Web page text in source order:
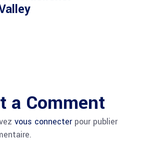
a Comment
vous connecterpour publier